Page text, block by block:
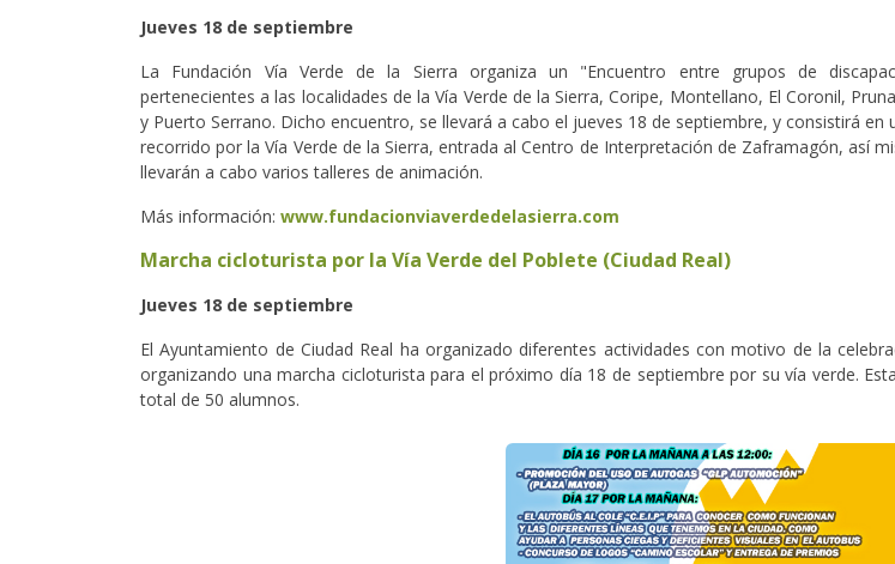
Jueves 18 de septiembre
La Fundación Vía Verde de la Sierra organiza un "Encuentro entre grupos de
pertenecientes a las localidades de la Vía Verde de la Sierra, Coripe, Montellano, El Coronil,
y Puerto Serrano. Dicho encuentro, se llevará a cabo el jueves 18 de septiembre, y consistirá en
recorrido por la Vía Verde de la Sierra, entrada al Centro de Interpretación de Zaframagón, así
llevarán a cabo varios talleres de animación.
Más información: www.fundacionviaverdedelasierra.com
Marcha cicloturista por la Vía Verde del Poblete (Ciudad Real)
Jueves 18 de septiembre
El Ayuntamiento de Ciudad Real ha organizado diferentes actividades con motivo de la
organizando una marcha cicloturista para el próximo día 18 de septiembre por su vía verde.
total de 50 alumnos.